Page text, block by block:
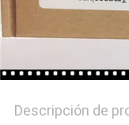
POLÍTICA
DE
Descripción de